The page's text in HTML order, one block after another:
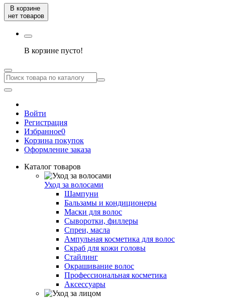
В корзине
нет товаров
В корзине пусто!
Войти
Регистрация
Избранное0
Корзина покупок
Оформление заказа
Каталог товаров
Уход за волосами
Шампуни
Бальзамы и кондиционеры
Маски для волос
Сыворотки, филлеры
Спреи, масла
Ампульная косметика для волос
Скраб для кожи головы
Стайлинг
Окрашивание волос
Профессиональная косметика
Аксессуары